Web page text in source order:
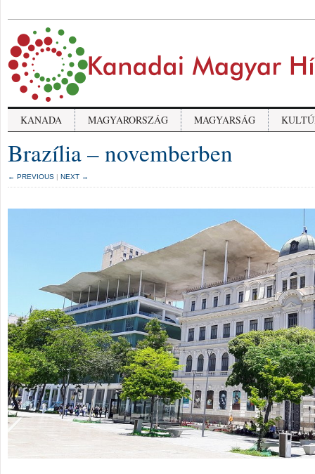
KANADA MAGYARORSZÁG MAGYARSÁG
Brazília – novemberben
← PREVIOUS | NEXT →